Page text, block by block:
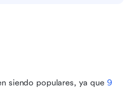
siendo populares, ya que 9